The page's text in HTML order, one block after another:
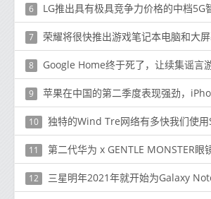
6 LG推出具有极具竞争力价格的中档5G
7 荣耀将很快推出游戏笔记本电脑和大屏幕
8 Google Home终于死了，让续集谣言
9 苹果在中国的第二季度表现强劲，
10 独特的Wind Tre网络有多快我们使用
11 第二代华为 x GENTLE MONSTER眼
12 三星明年2021年就开始为Galaxy